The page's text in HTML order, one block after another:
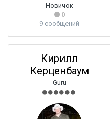
Новичок
0
9 сообщений
Кирилл
Керценбаум
Guru